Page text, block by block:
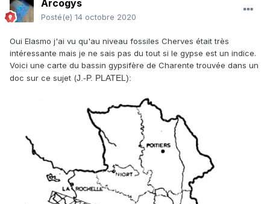
Arcogys
Posté(e) 14 octobre 2020
Oui Elasmo j'ai vu qu'au niveau fossiles Cherves était très
intéressante mais je ne sais pas du tout si le gypse est un indice.
Voici une carte du bassin gypsifère de Charente trouvée dans un
doc sur ce sujet (J.-P. PLATEL):